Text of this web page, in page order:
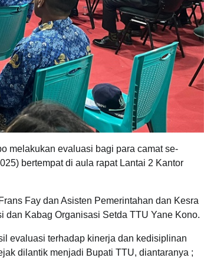
melakukan evaluasi bagi para camat se-
bertempat di aula rapat Lantai 2 Kantor
Fay dan Asisten Pemerintahan dan Kesra
dan Kabag Organisasi Setda TTU Yane Kono.
evaluasi terhadap kinerja dan kedisiplinan
dilantik menjadi Bupati TTU, diantaranya ;